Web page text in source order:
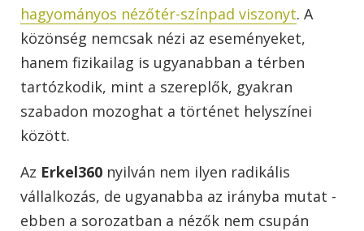
hagyományos nézőtér-színpad viszonyt. A
közönség nemcsak nézi az eseményeket,
hanem fizikailag is ugyanabban a térben
tartózkodik, mint a szereplők, gyakran
szabadon mozoghat a történet helyszínei
között.
Az Erkel360 nyilván nem ilyen radikális
vállalkozás, de ugyanabba az irányba mutat -
ebben a sorozatban a nézők nem csupán